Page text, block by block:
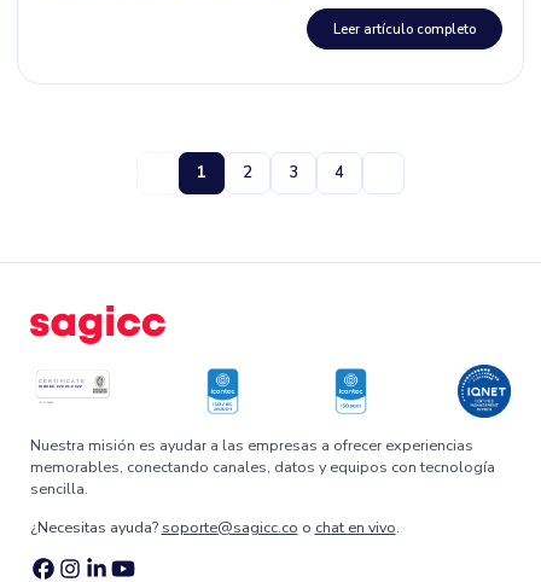
Leer artículo completo
1 2 3 4
Nuestra misión es ayudar a las empresas a ofrecer experiencias
memorables, conectando canales, datos y equipos con tecnología
sencilla.
¿Necesitas ayuda? soporte@sagicc.co o chat en vivo.